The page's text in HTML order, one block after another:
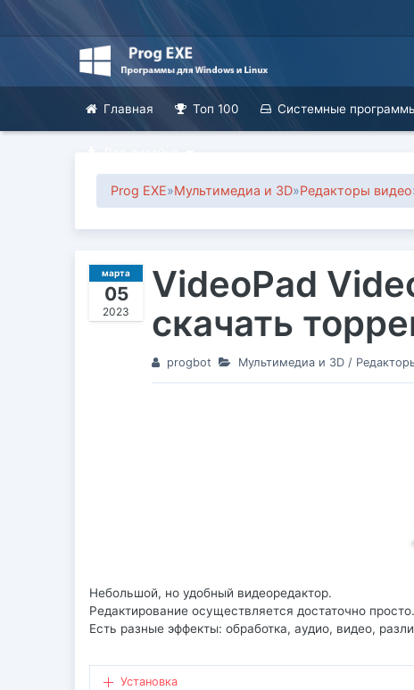
Главная Топ 100 Системные
Prog EXE»Мультимедиа и 3D»Редакторы видео
марта
05
2023
VideoPad
скачать
progbot Мультимедиа и 3D /
Небольшой, но удобный видеоредактор.
Редактирование осуществляется достаточно просто.
Есть разные эффекты: обработка, аудио, видео,
Установка